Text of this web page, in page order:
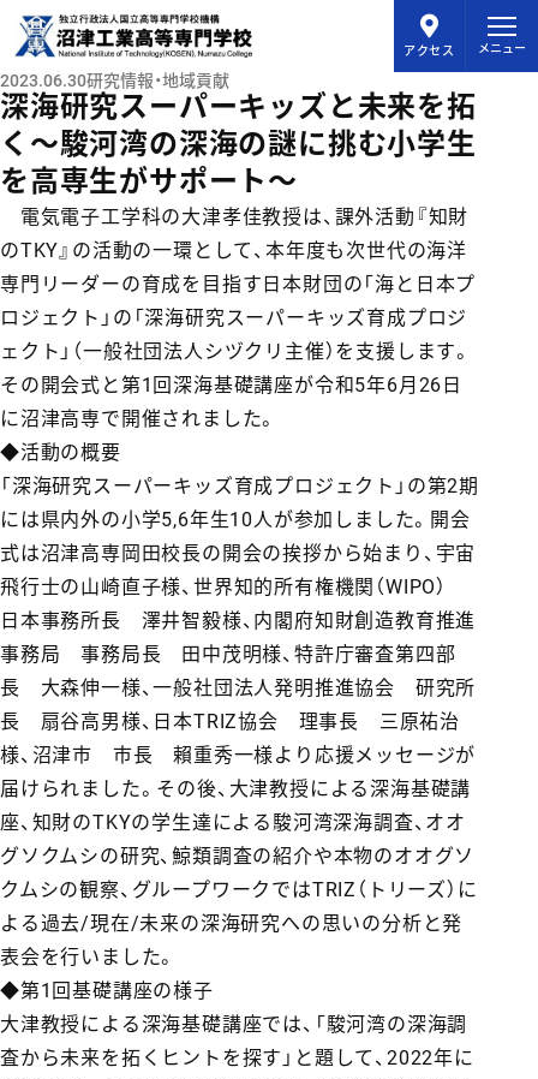
アクセス メニュー
深海研究スーパーキッズと未来を拓
く〜駿河湾の深海の謎に挑む小学生
を高専生がサポート〜
2023.06.30研究情報・地域貢献
電気電子工学科の大津孝佳教授は、課外活動『知財
のTKY』の活動の一環として、本年度も次世代の海洋
専門リーダーの育成を目指す日本財団の「海と日本プ
ロジェクト」の「深海研究スーパーキッズ育成プロジ
ェクト」（一般社団法人シヅクリ主催）を支援します。
その開会式と第1回深海基礎講座が令和5年6月26日
に沼津高専で開催されました。
◆活動の概要
「深海研究スーパーキッズ育成プロジェクト」の第2期
には県内外の小学5,6年生10人が参加しました。開会
式は沼津高専岡田校長の開会の挨拶から始まり、宇宙
飛行士の山崎直子様、世界知的所有権機関（WIPO）
日本事務所長 澤井智毅様、内閣府知財創造教育推進
事務局 事務局長 田中茂明様、特許庁審査第四部
長 大森伸一様、一般社団法人発明推進協会 研究所
長 扇谷高男様、日本TRIZ協会 理事長 三原祐治
様、沼津市 市長 賴重秀一様より応援メッセージが
届けられました。その後、大津教授による深海基礎講
座、知財のTKYの学生達による駿河湾深海調査、オオ
グソクムシの研究、鯨類調査の紹介や本物のオオグソ
クムシの観察、グループワークではTRIZ（トリーズ）に
よる過去/現在/未来の深海研究への思いの分析と発
表会を行いました。
◆第1回基礎講座の様子
大津教授による深海基礎講座では、「駿河湾の深海調
査から未来を拓くヒントを探す」と題して、2022年に